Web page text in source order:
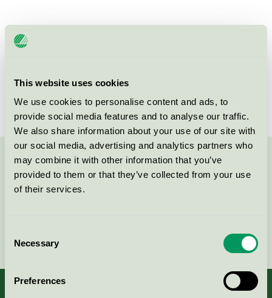
This website uses cookies
We use cookies to personalise content and ads, to
provide social media features and to analyse our traffic.
We also share information about your use of our site with
our social media, advertising and analytics partners who
may combine it with other information that you’ve
provided to them or that they’ve collected from your use
of their services.
Selection
Necessary
Preferences
Koncentrerat högeffektivt alkaliskt avfettnings- och
rengöringsmedel. Fungerar utmärkt vid rengöring av
Kontakta oss på08-55 55 24 00eller via formuläret: